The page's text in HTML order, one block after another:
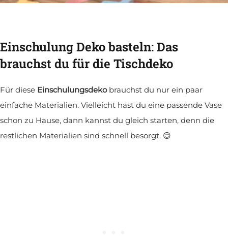
Einschulung Deko basteln: Das
brauchst du für die Tischdeko
Für diese Einschulungsdeko brauchst du nur ein paar
einfache Materialien. Vielleicht hast du eine passende Vase
schon zu Hause, dann kannst du gleich starten, denn die
restlichen Materialien sind schnell besorgt. 😊